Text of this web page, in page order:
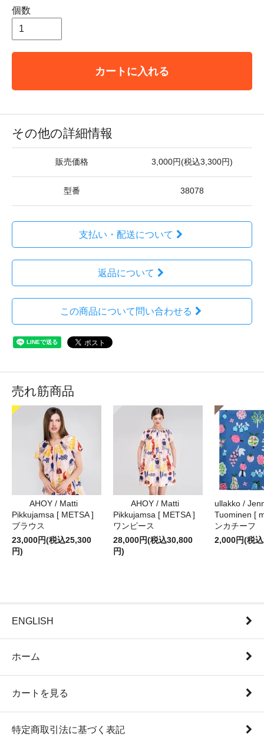
個数
カートに入れる
その他の詳細情報
販売価格 3,000円(税込3,300円)
型番 38078
支払い・配送について
返品について
この商品について問い合わせる
売れ筋商品
AHOY / Matti
Pikkujamsa [ METSA ]
ブラウス
23,000円(税込25,300
円)
AHOY / Matti
Pikkujamsa [ METSA ]
ワンピース
28,000円(税込30,800
円)
ullakko /
Tuominen [
ンカチーフ
2,000円(税
ENGLISH
ホーム
カートを見る
特定商取引法に基づく表記